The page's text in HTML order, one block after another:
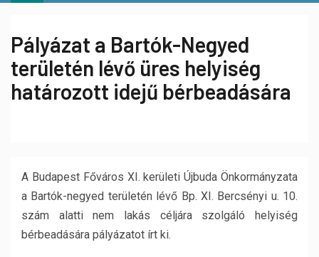
Pályázat a Bartók-Negyed
területén lévő üres helyiség
határozott idejű bérbeadására
A Budapest Főváros XI. kerületi Újbuda Önkormányzata
a Bartók-negyed területén lévő Bp. XI. Bercsényi u. 10.
szám alatti nem lakás céljára szolgáló helyiség
bérbeadására pályázatot írt ki.